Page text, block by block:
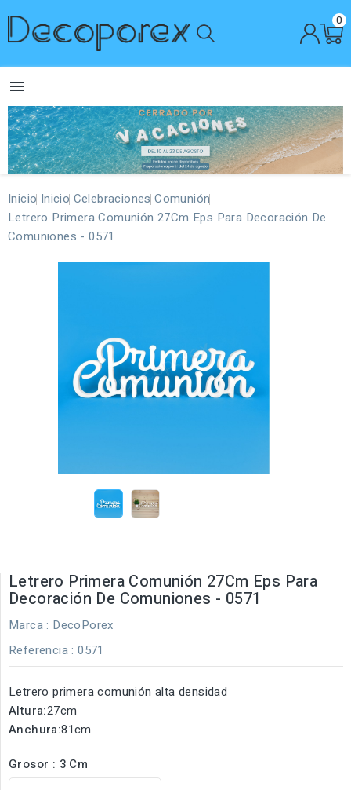
0

Inicio Inicio Celebraciones Comunión
Letrero Primera Comunión 27Cm Eps Para Decoración De
Comuniones - 0571
Letrero Primera Comunión 27Cm Eps Para
Decoración De Comuniones - 0571
Marca : DecoPorex
Referencia : 0571
Letrero primera comunión alta densidad
Altura:27cm
Anchura:81cm
Grosor : 3 Cm